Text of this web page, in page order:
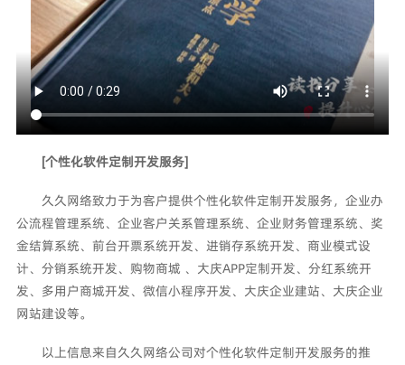
[个性化软件定制开发服务]
久久网络致力于为客户提供个性化软件定制开发服务，企业办
公流程管理系统、企业客户关系管理系统、企业财务管理系统、奖
金结算系统、前台开票系统开发、进销存系统开发、商业模式设
计、分销系统开发、购物商城 、大庆APP定制开发、分红系统开
发、多用户商城开发、微信小程序开发、大庆企业建站、大庆企业
网站建设等。
以上信息来自久久网络公司对个性化软件定制开发服务的推